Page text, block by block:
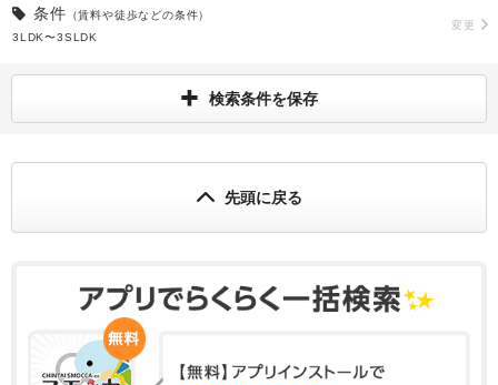
条件 （賃料や徒歩などの条件）
3LDK〜3SLDK
変更
検索条件を保存
先頭に戻る